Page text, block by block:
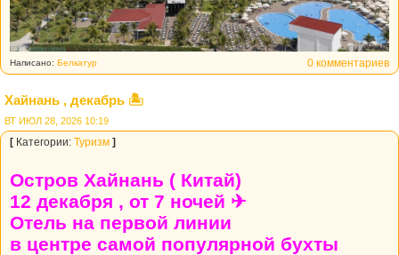
0 комментариев
Написано: Белкатур
Хайнань , декабрь 🏝
ВТ ИЮЛ 28, 2026 10:19
[ Категории: Туризм ]
Остров Хайнань ( Китай)
12 декабря , от 7 ночей ✈
Отель на первой линии
в центре самой популярной бухты